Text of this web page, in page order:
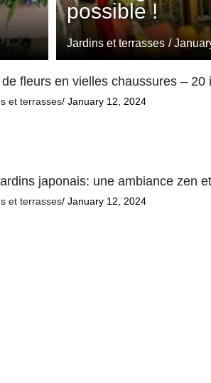
possible !
Jardins et terrasses /
fleurs en vielles chaussures – 20
et terrasses/ January 12, 2024
japonais: une ambiance zen
et terrasses/ January 12, 2024